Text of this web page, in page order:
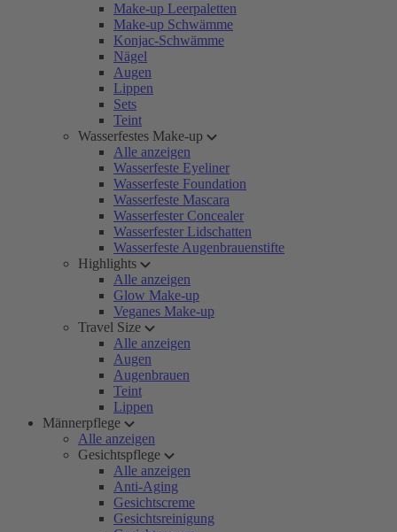
Make-up Leerpaletten
Make-up Schwämme
Konjac-Schwämme
Nägel
Augen
Lippen
Sets
Teint
Wasserfestes Make-up
Alle anzeigen
Wasserfeste Eyeliner
Wasserfeste Foundation
Wasserfeste Mascara
Wasserfester Concealer
Wasserfester Lidschatten
Wasserfeste Augenbrauenstifte
Highlights
Alle anzeigen
Glow Make-up
Veganes Make-up
Travel Size
Alle anzeigen
Augen
Augenbrauen
Teint
Lippen
Männerpflege
Alle anzeigen
Gesichtspflege
Alle anzeigen
Anti-Aging
Gesichtscreme
Gesichtsreinigung